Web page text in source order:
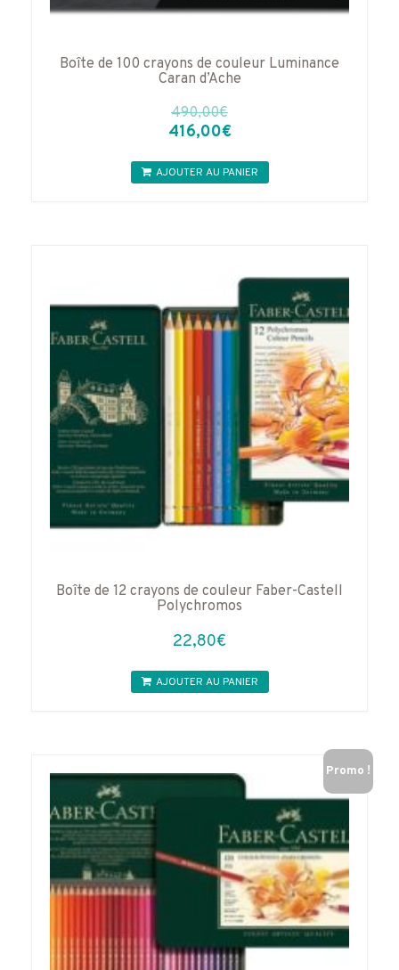
Boîte de 100 crayons de couleur Luminance
Caran d’Ache
490,00€
Le
initial
416,00€Le
actuel
AJOUTER AU PANIER
Boîte de 12 crayons de couleur Faber-Castell
Polychromos
22,80€
AJOUTER AU PANIER
Promo !